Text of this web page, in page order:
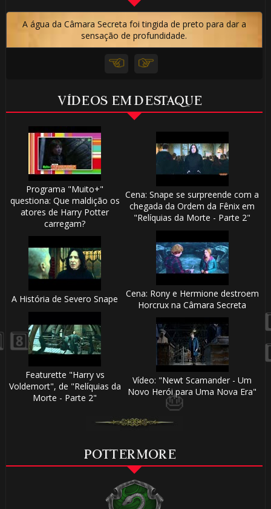
A água da Câmara Secreta foi tingida de preto para dar a
sensação de profundidade.
VÍDEOS EM DESTAQUE
Programa "Muito+"
questiona: Que maldição os
atores de Harry Potter
carregam?
Cena: Snape se surpreende com a
chegada da Ordem da Fênix em
"Relíquias da Morte - Parte 2"
A História de Severo Snape
Cena: Rony e Hermione destroem
Horcrux na Câmara Secreta
Featurette "Harry vs
Voldemort", de "Relíquias da
Morte - Parte 2"
Vídeo: "Newt Scamander - Um
Novo Herói para Uma Nova Era"
POTTERMORE
🎈
🎈
⚡
1️⃣ 8️⃣